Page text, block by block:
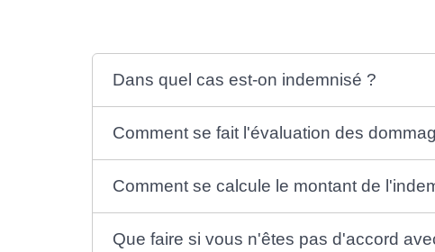
Dans quel cas est-on indemnisé ?
Comment se fait l'évaluation des
Comment se calcule le montant de
Que faire si vous n'êtes pas d'accord